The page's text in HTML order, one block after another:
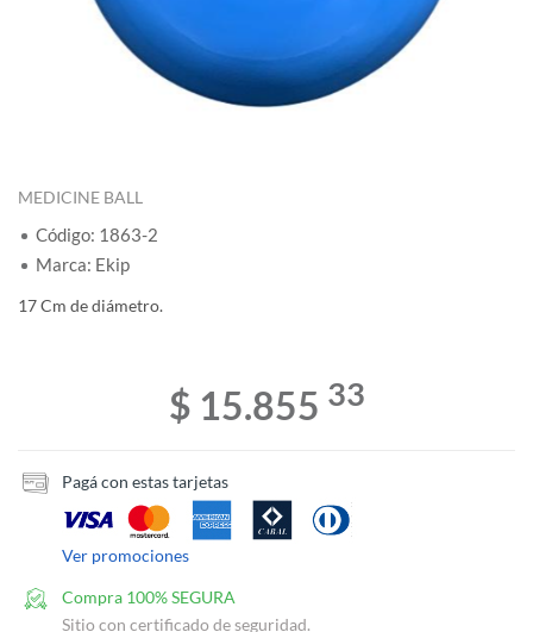
MEDICINE BALL
Código: 1863-2
Marca: Ekip
17 Cm de diámetro.
$ 15.855 33
Pagá con estas tarjetas
Ver promociones
Compra 100% SEGURA
Sitio con certificado de seguridad.